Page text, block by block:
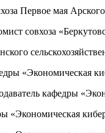
Первое мая
совхоза
«Экономическая
кафедры
«Экономическая